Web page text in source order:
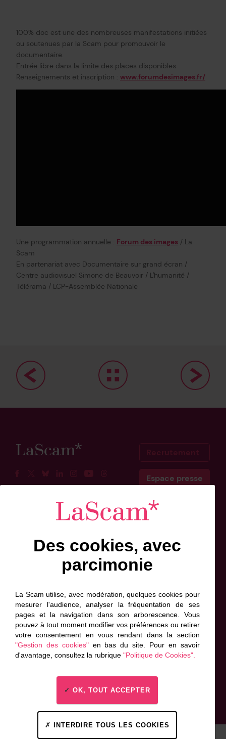
100% doc est une des nombreuses manifestations initiées
ou soutenues par la Scam pour promouvoir le
documentaire.
Entrée libre dans la limite des places disponibles
Renseignements et inscription : www.forumdesimages.fr/
Une programmation annuelle : Forum des images / La
Scam
En partenariat avec Documentaire sur grand écran /
Centre audiovisuel Simone de Beauvoir / L'humanité /
Télérama / LCP-Assemblée Nationale
Scam Canada
Recrutement
Espace presse
Inscrivez-vous à l'info-lettre
contact
*
*
J'accepte que ces informations soient exploitées
par la Scam, conformément à sa politique de
Données personnelles. *
Des cookies, avec
parcimonie
La Scam utilise, avec modération, quelques cookies pour
mesurer l'audience, analyser la fréquentation de ses
pages et la navigation dans son arborescence. Vous
pouvez à tout moment modifier vos préférences ou retirer
votre consentement en vous rendant dans la section
"Gestion des cookies"en bas du site. Pour en savoir
d'avantage, consultez la rubrique "Politique de Cookies".
OK, TOUT ACCEPTER
INTERDIRE TOUS LES COOKIES